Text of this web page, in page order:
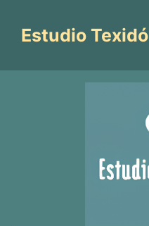
contenido
Estudio Texidó